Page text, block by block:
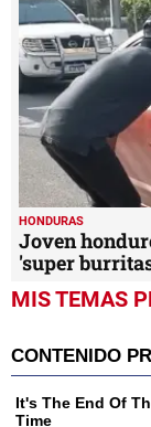
HONDURAS
Joven
'super
MIS TEMAS